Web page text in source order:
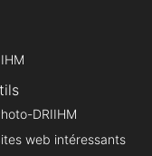
DRIIHM
web intéressants